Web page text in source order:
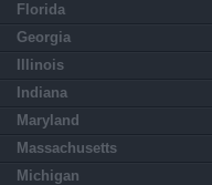
Florida
Georgia
Illinois
Indiana
Maryland
Massachusetts
Michigan